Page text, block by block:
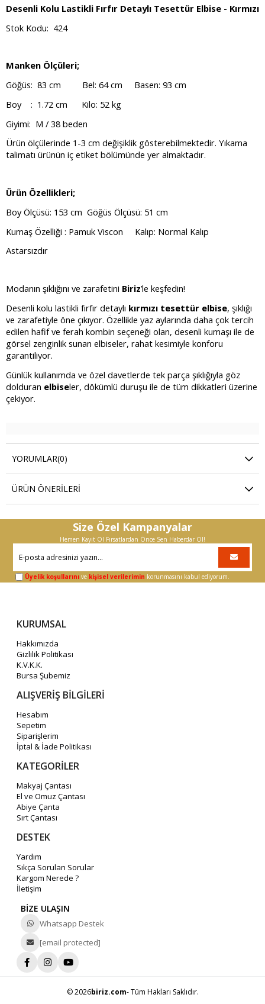
Desenli Kolu Lastikli Fırfır Detaylı Tesettür Elbise - Kırmızı
Stok Kodu: 424
Manken Ölçüleri;
Göğüs: 83 cm Bel: 64 cm Basen: 93 cm
Boy : 1.72 cm Kilo: 52 kg
Giyimi: M / 38 beden
Ürün ölçülerinde 1-3 cm değişiklik gösterebilmektedir. Yıkama
talimatı ürünün iç etiket bölümünde yer almaktadır.
Ürün Özellikleri;
Boy Ölçüsü: 153 cm Göğüs Ölçüsü: 51 cm
Kumaş Özelliği : Pamuk Viscon Kalıp: Normal Kalıp
Astarsızdır
Modanın şıklığını ve zarafetini Biriz’le keşfedin!
Desenli kolu lastikli fırfır detaylı kırmızı tesettür elbise, şıklığı
ve zarafetiyle öne çıkıyor. Özellikle yaz aylarında daha çok tercih
edilen hafif ve ferah kombin seçeneği olan, desenli kumaşı ile de
görsel zenginlik sunan elbiseler, rahat kesimiyle konforu
garantiliyor.
Günlük kullanımda ve özel davetlerde tek parça şıklığıyla göz
dolduran elbiseler, dökümlü duruşu ile de tüm dikkatleri üzerine
çekiyor.
YORUMLAR(0)
ÜRÜN ÖNERILERI
Size Özel Kampanyalar
Hemen Kayıt Ol Fırsatlardan Önce Sen Haberdar Ol!
Üyelik koşullarını ve kişisel verilerimin korunmasını kabul ediyorum.
KURUMSAL
Hakkımızda
Gizlilik Politikası
K.V.K.K.
Bursa Şubemiz
ALIŞVERİŞ BİLGİLERİ
Hesabım
Sepetim
Siparişlerim
İptal & İade Politikası
KATEGORİLER
Makyaj Çantası
El ve Omuz Çantası
Abiye Çanta
Sırt Çantası
DESTEK
Yardım
Sıkça Sorulan Sorular
Kargom Nerede ?
İletişim
BİZE ULAŞIN
Whatsapp Destek
[email protected]
© 2026biriz.com- Tüm Hakları Saklıdır.